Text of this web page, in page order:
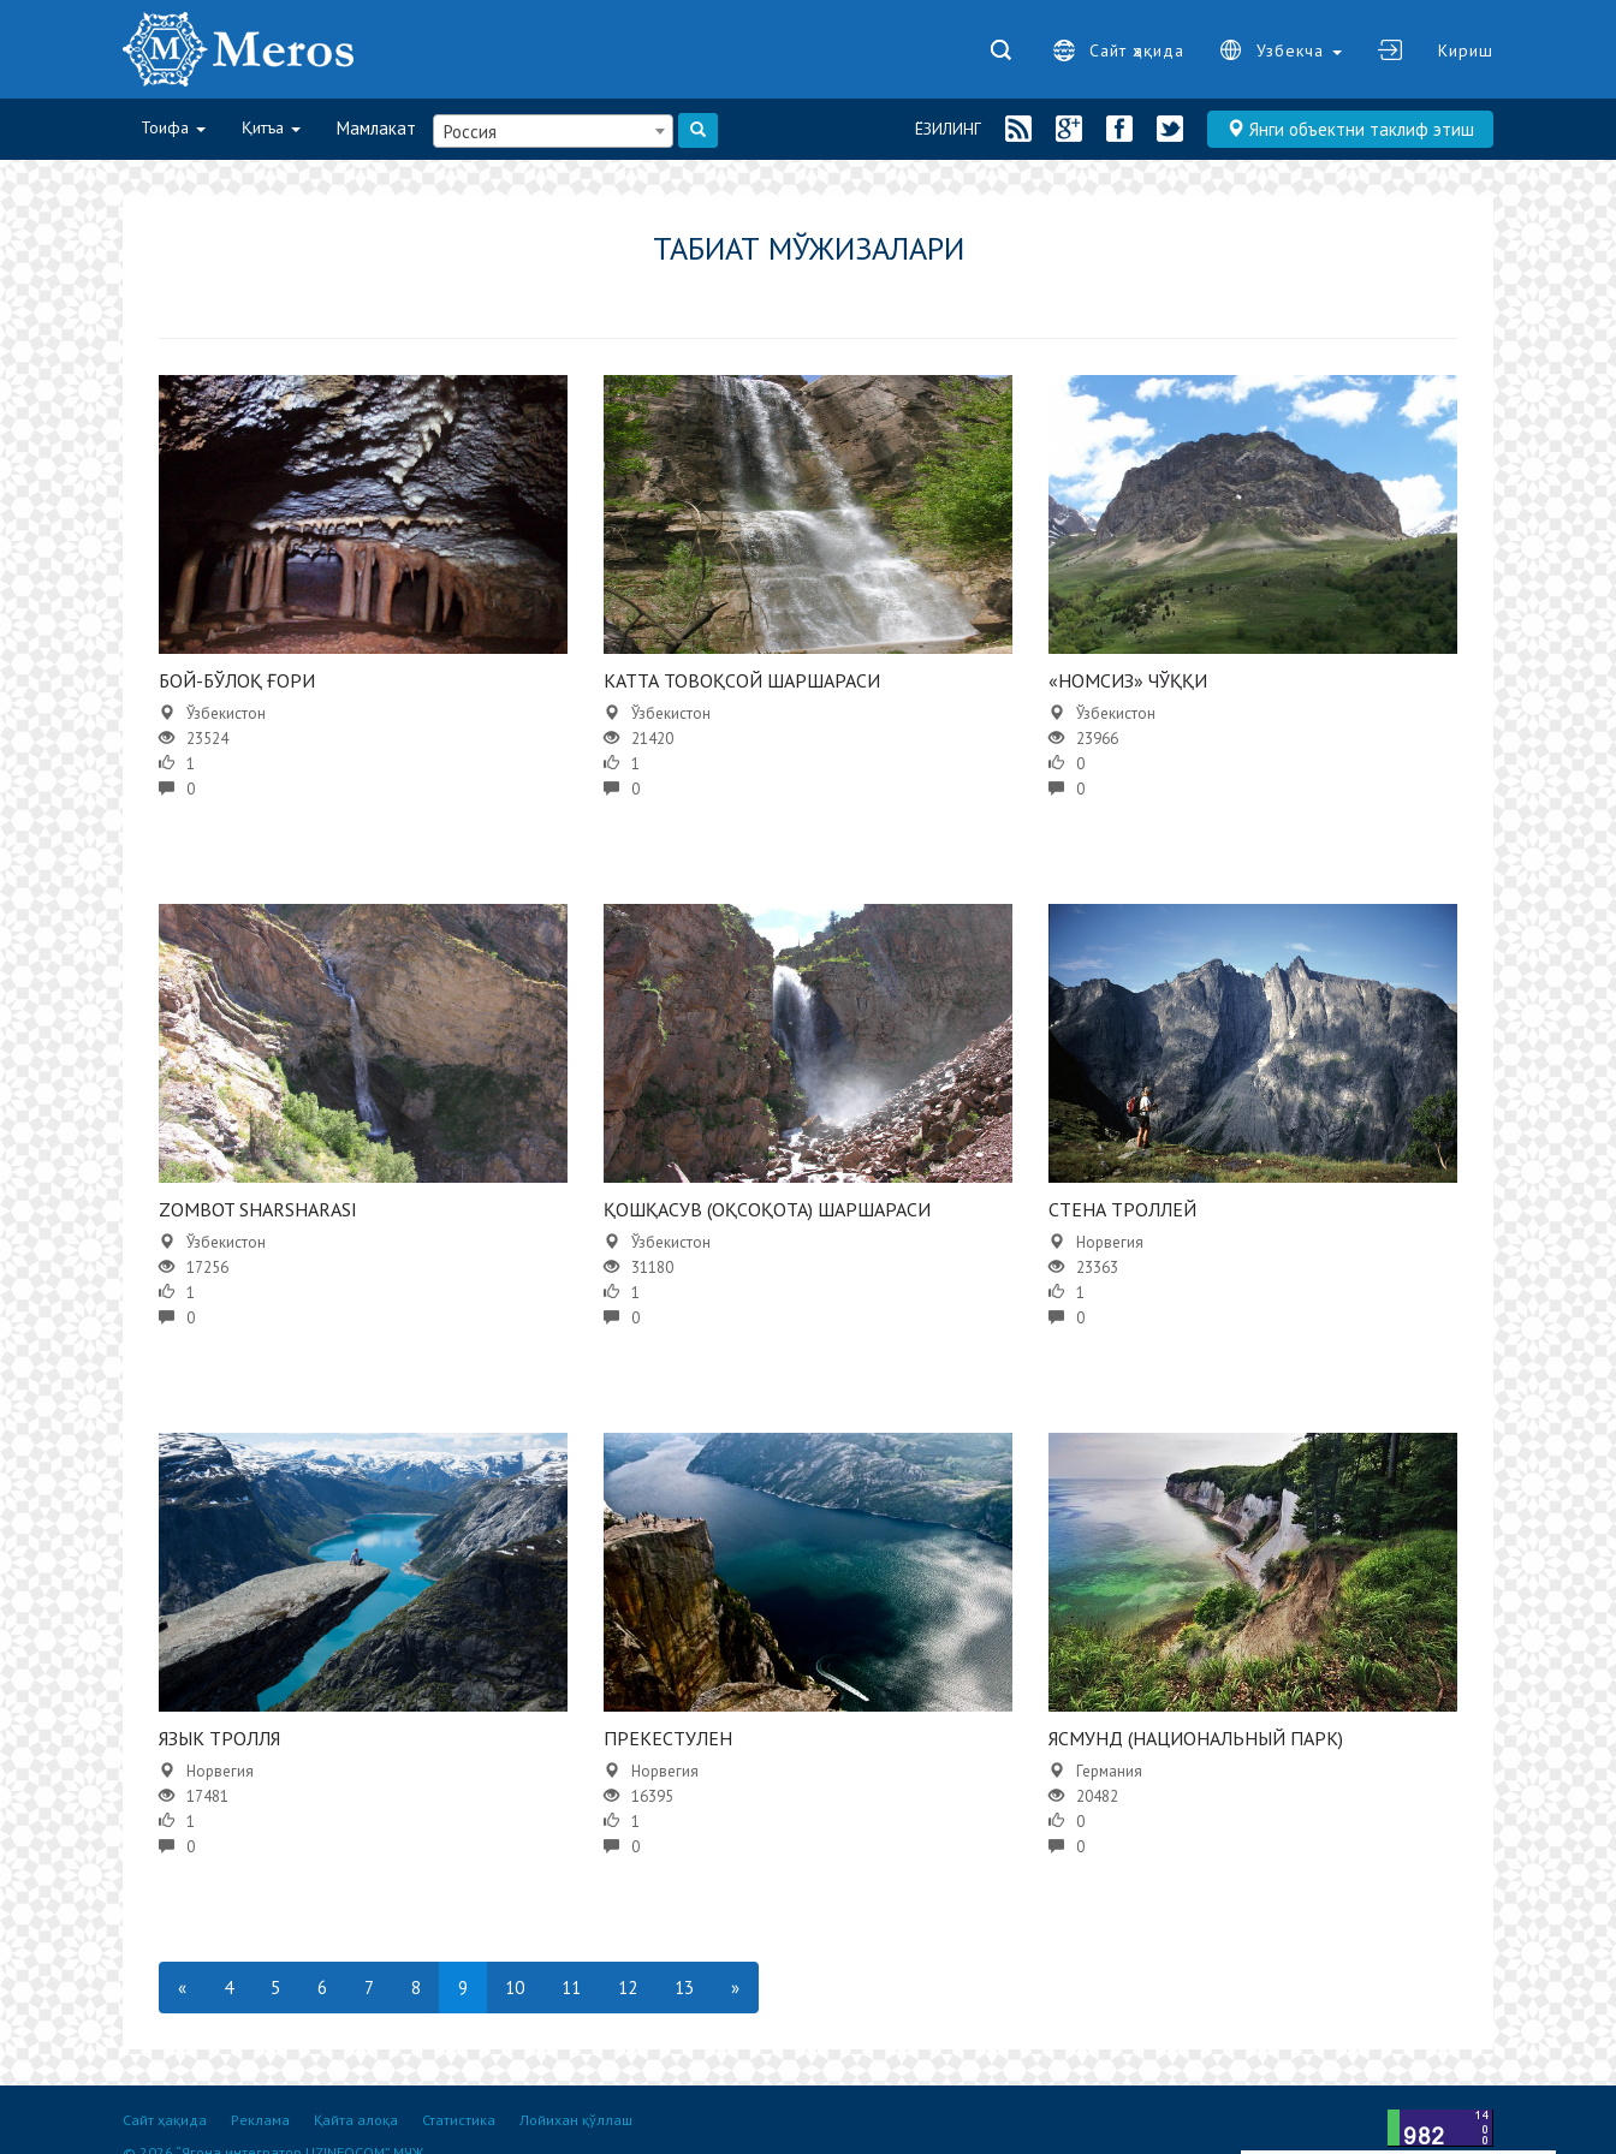
Сайт ҳақида Узбекча Кириш
Тоифа Қитъа Мамлакат Россия Янги объектни таклиф этиш
ЁЗИЛИНГ
ТАБИАТ МЎЖИЗАЛАРИ
БОЙ-БЎЛОҚ ҒОРИ
Ўзбекистон
23524
1
0
КАТТА ТОВОҚСОЙ ШАРШАРАСИ
Ўзбекистон
21420
1
0
«НОМСИЗ» ЧЎҚҚИ
Ўзбекистон
23966
0
0
ZOMBOT SHARSHARASI
Ўзбекистон
17256
1
0
ҚОШҚАСУВ (ОҚСОҚOТА) ШАРШАРАСИ
Ўзбекистон
31180
1
0
СТЕНА ТРОЛЛЕЙ
Норвегия
23363
1
0
ЯЗЫК ТРОЛЛЯ
Норвегия
17481
1
0
ПРЕКЕСТУЛЕН
Норвегия
16395
1
0
ЯСМУНД (НАЦИОНАЛЬНЫЙ ПАРК)
Германия
20482
0
0
« 4 5 6 7 8 9 10 11 12 13 »
Сайт ҳақида Реклама Қайта алоқа Статистика
Лойихан қўллаш